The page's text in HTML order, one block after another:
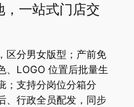
一站式门店交
区分男女版型；产前免
、LOGO 位置后批量生
；支持分岗位分箱分
、行政全员配发，同步